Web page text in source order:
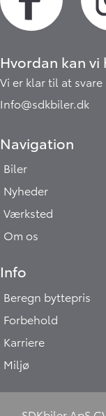
Hvordan kan
Vi er klar til at
Info@sdkbiler.dk
Navigation
Biler
Nyheder
Værksted
Om os
Info
Beregn byttepris
Forbehold
Karriere
Miljø